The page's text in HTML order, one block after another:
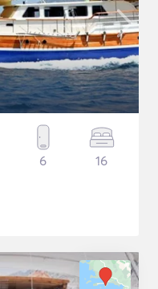
6 16